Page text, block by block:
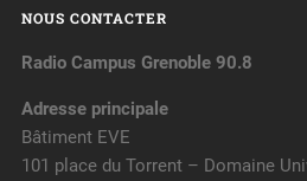
NOUS CONTACTER
Radio Campus Grenoble 90.8
Adresse principale
Bâtiment EVE
101 place du Torrent – Domaine